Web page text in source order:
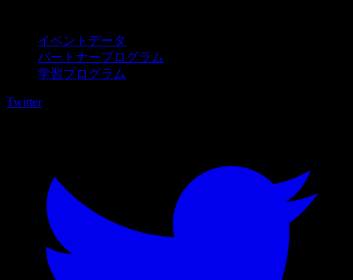
イベントデータ
パートナープログラム
学習プログラム
Twitter